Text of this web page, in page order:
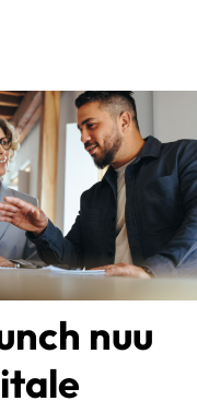
nuu